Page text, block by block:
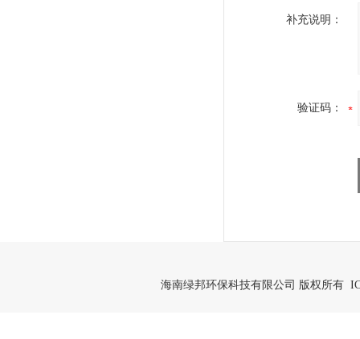
补充说明：
验证码：
海南绿邦环保科技有限公司 版权所有